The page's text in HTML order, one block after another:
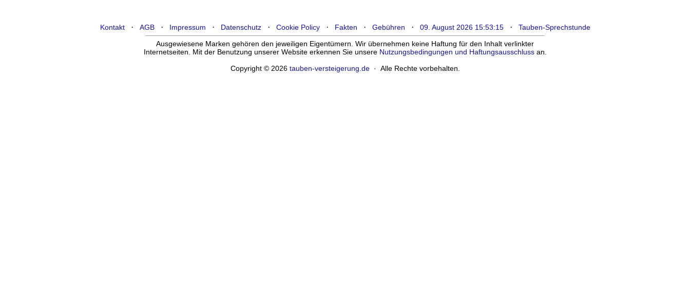
Kontakt· AGB· Impressum · Datenschutz· Cookie Policy· Fakten · Gebühren · 09. August 2026 15:53:15· Tauben-Sprechstunde
Ausgewiesene Marken gehören den jeweiligen Eigentümern. Wir übernehmen keine Haftung für den Inhalt verlinkter
Internetseiten. Mit der Benutzung unserer Website erkennen Sie unsere Nutzungsbedingungen und Haftungsausschlussan.
Copyright © 2026 tauben-versteigerung.de· Alle Rechte vorbehalten.